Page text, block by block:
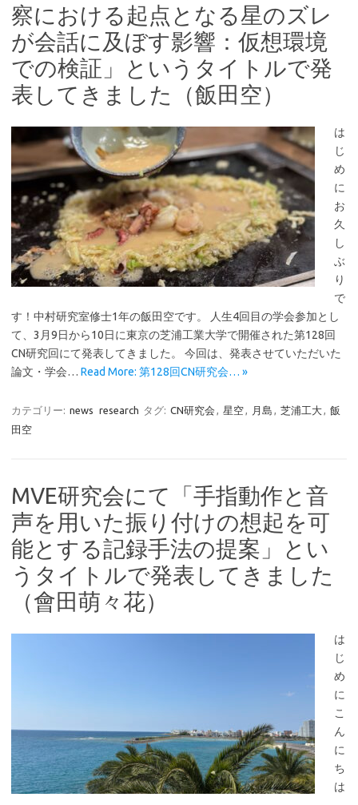
察における起点となる星のズレ
が会話に及ぼす影響：仮想環境
での検証」というタイトルで発
表してきました（飯田空）
は
じ
め
に
お
久
し
ぶ
り
で
す！中村研究室修士1年の飯田空です。 人生4回目の学会参加とし
て、3月9日から10日に東京の芝浦工業大学で開催された第128回
CN研究回にて発表してきました。 今回は、発表させていただいた
論文・学会… Read More: 第128回CN研究会… »
カテゴリー: news research タグ: CN研究会 , 星空, 月島 , 芝浦工大, 飯
田空
MVE研究会にて「手指動作と音
声を用いた振り付けの想起を可
能とする記録手法の提案」とい
うタイトルで発表してきました
（會田萌々花）
は
じ
め
に
こ
ん
に
ち
は